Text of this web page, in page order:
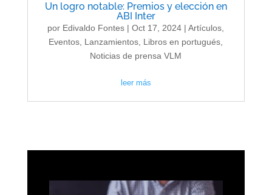
Un logro notable: Premios y elección en
ABI Inter
por Edivaldo Fontes |Oct 17, 2024 |Artículos
Eventos Lanzamientos Libros en portugués
Noticias de prensa VLM
leer más